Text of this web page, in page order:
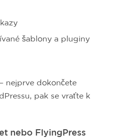
šablony a pluginy
nejprve dokončete
pak se vraťte k
nebo FlyingPress